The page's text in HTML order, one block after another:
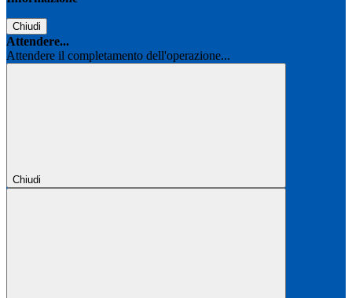
Chiudi
Attendere...
Attendere il completamento dell'operazione...
Chiudi